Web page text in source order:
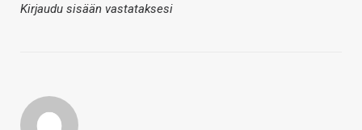
Kirjaudu sisään vastataksesi